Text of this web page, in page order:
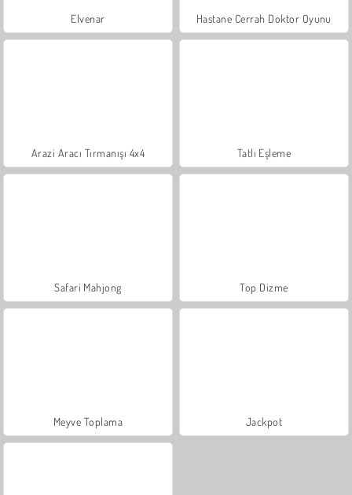
Elvenar Hastane Cerrah Doktor Oyunu
Arazi Aracı Tırmanışı 4x4 Tatlı Eşleme
Safari Mahjong Top Dizme
Meyve Toplama Jackpot